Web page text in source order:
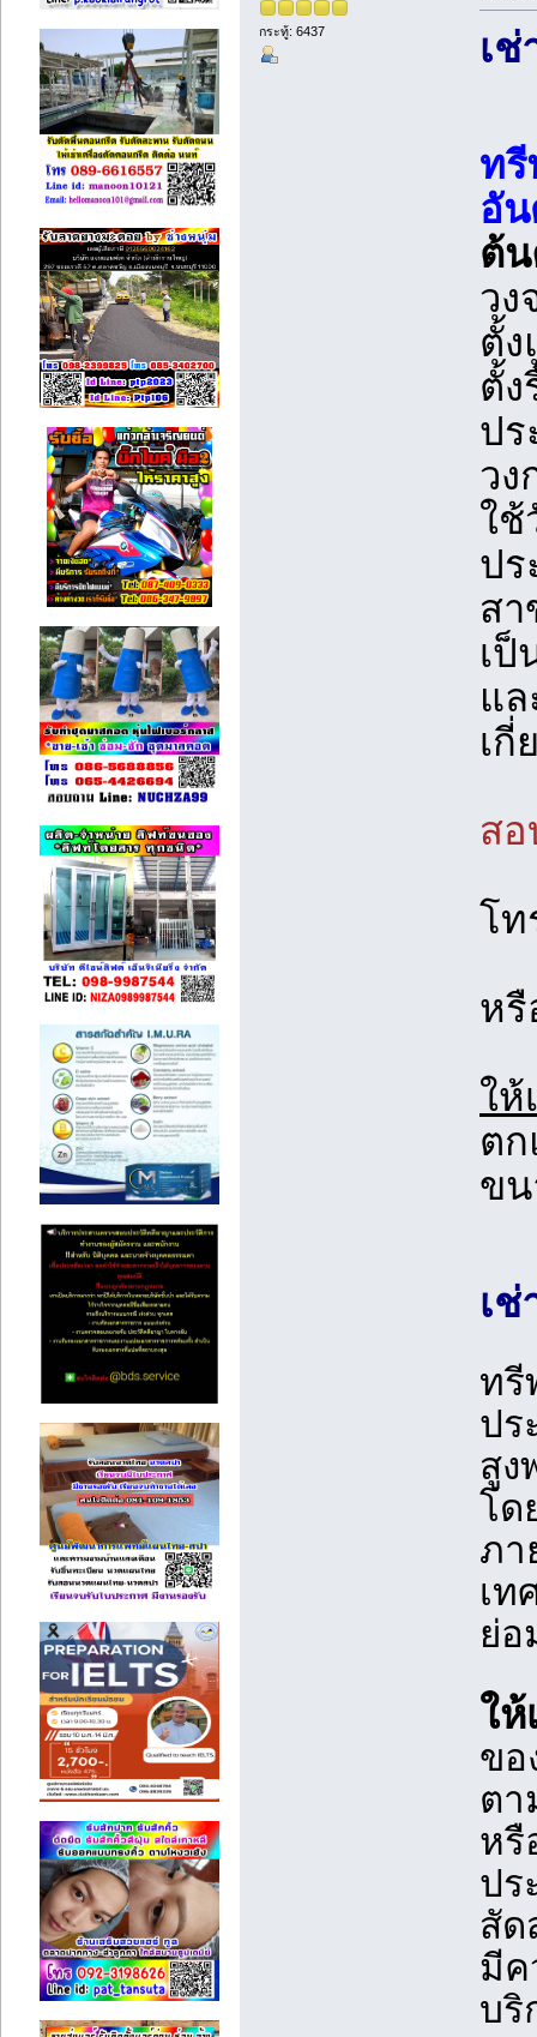
กระทู้: 6437 เ
ทรี
อั
ต้
ว
ตั้ง
ตั้
ปร
วง
ใ
ปร
สา
เป็
แ
เกี่
ส
โ
ห
ให้
ต
ขน
เ
ทรี
ปร
สูง
โด
ภา
เท
ย่อ
ใ
ขอ
ตา
หรื
ปร
สัด
มีค
บริ